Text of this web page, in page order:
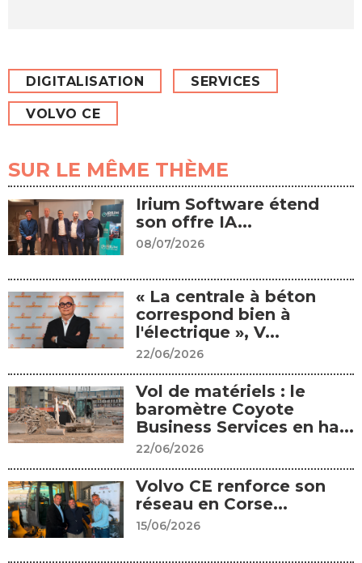
DIGITALISATION SERVICES
VOLVO CE
SUR LE MÊME THÈME
Irium Software étend
son offre IA...
08/07/2026
« La centrale à béton
correspond bien à
l'électrique », V...
22/06/2026
Vol de matériels : le
baromètre Coyote
Business Services en ha...
22/06/2026
Volvo CE renforce son
réseau en Corse...
15/06/2026